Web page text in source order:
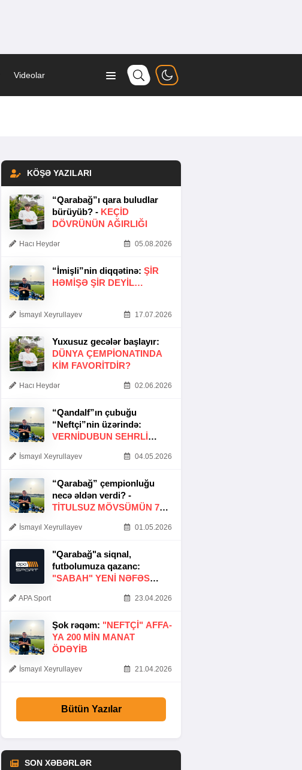
Videolar
KÖŞƏ YAZILARI
“Qarabağ”ı qara buludlar
bürüyüb? - KEÇID
DÖVRÜNÜN AĞIRLIĞI
Hacı Heydər 05.08.2026
“İmişli”nin diqqətinə: ŞIR
HƏMIŞƏ ŞIR DEYIL…
İsmayıl Xeyrullayev 17.07.2026
Yuxusuz gecələr başlayır:
DÜNYA ÇEMPIONATINDA
KIM FAVORITDIR?
Hacı Heydər 02.06.2026
“Qandalf”ın çubuğu
“Neftçi”nin üzərində:
VERNİDUBUN SEHRLİ
İsmayıl Xeyrullayev 04.05.2026
“Qarabağ” çempionluğu
necə əldən verdi? -
TITULSUZ MÖVSÜMÜN 7
İsmayıl Xeyrullayev 01.05.2026
"Qarabağ"a siqnal,
futbolumuza qazanc:
"SABAH" YENI NƏFƏS
APA Sport 23.04.2026
Şok rəqəm: "NEFTÇI" AFFA-
YA 200 MIN MANAT
ÖDƏYIB
İsmayıl Xeyrullayev 21.04.2026
Bütün Yazılar
SON XƏBƏRLƏR